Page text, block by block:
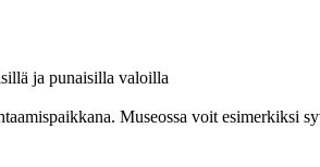
Museossa voit esimerkiksi